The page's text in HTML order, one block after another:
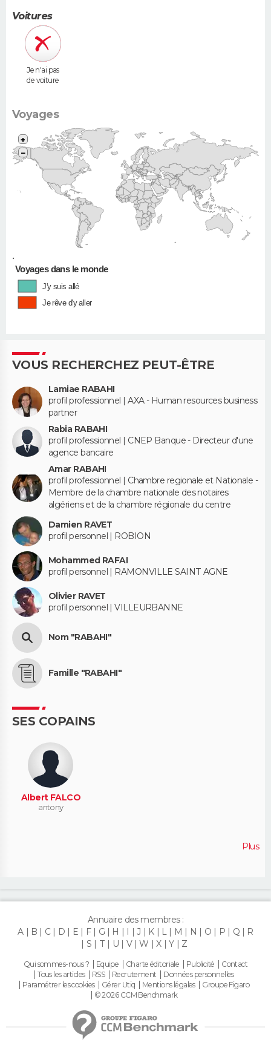
Voitures
Je n'ai pas
de voiture
Voyages
•
+
−
Voyages dans le monde
J'y suis allé
Je rêve d'y aller
VOUS RECHERCHEZ PEUT-ÊTRE
Lamiae RABAHI
profil professionnel | AXA - Human resources business
partner
Rabia RABAHI
profil professionnel | CNEP Banque - Directeur d'une
agence bancaire
Amar RABAHI
profil professionnel | Chambre regionale et Nationale -
Membre de la chambre nationale des notaires
algériens et de la chambre régionale du centre
Damien RAVET
profil personnel | ROBION
Mohammed RAFAI
profil personnel | RAMONVILLE SAINT AGNE
Olivier RAVET
profil personnel | VILLEURBANNE
Nom "RABAHI"
Famille "RABAHI"
SES COPAINS
Albert FALCO
antony
Plus
Annuaire des membres :
A
B C D E F G H I J K L M N O P Q
R
S
T U V W X Y Z
Qui sommes-nous ? Equipe Charte éditoriale Publicité
Contact
Tous les articles
RSS Recrutement
Données personnelles
Paramétrer les cookies
Gérer Utiq Mentions légales
Groupe Figaro
© 2026 CCM Benchmark